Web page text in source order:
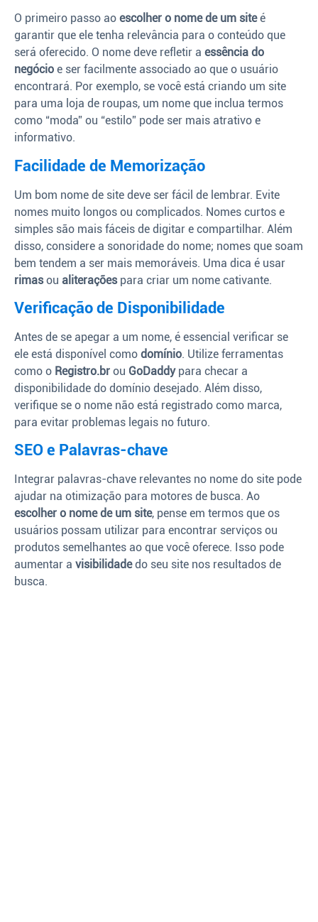
O primeiro passo ao escolher o nome de um siteé
garantir que ele tenha relevância para o conteúdo que
será oferecido. O nome deve refletir a essência do
negócio e ser facilmente associado ao que o usuário
encontrará. Por exemplo, se você está criando um site
para uma loja de roupas, um nome que inclua termos
como “moda” ou “estilo” pode ser mais atrativo e
informativo.
Facilidade de Memorização
Um bom nome de site deve ser fácil de lembrar. Evite
nomes muito longos ou complicados. Nomes curtos e
simples são mais fáceis de digitar e compartilhar. Além
disso, considere a sonoridade do nome; nomes que soam
bem tendem a ser mais memoráveis. Uma dica é usar
rimasou aliteraçõespara criar um nome cativante.
Verificação de Disponibilidade
Antes de se apegar a um nome, é essencial verificar se
ele está disponível como domínio. Utilize ferramentas
como o Registro.br ou GoDaddypara checar a
disponibilidade do domínio desejado. Além disso,
verifique se o nome não está registrado como marca,
para evitar problemas legais no futuro.
SEO e Palavras-chave
Integrar palavras-chave relevantes no nome do site pode
ajudar na otimização para motores de busca. Ao
escolher o nome de um site, pense em termos que os
usuários possam utilizar para encontrar serviços ou
produtos semelhantes ao que você oferece. Isso pode
aumentar a visibilidadedo seu site nos resultados de
busca.